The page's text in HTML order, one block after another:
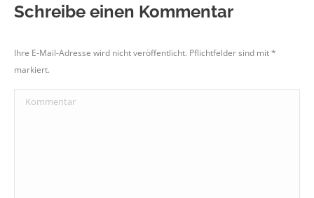
Schreibe einen Kommentar
Ihre E-Mail-Adresse wird nicht veröffentlicht. Pflichtfelder sind mit*
markiert.
Kommentar